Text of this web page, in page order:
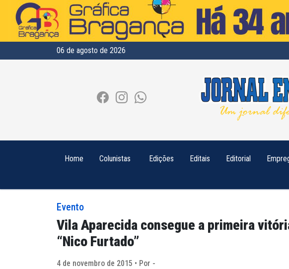
06 de agosto de 2026
Home Colunistas Edições Editais Editorial
Evento
Vila Aparecida consegue a primeira
“Nico Furtado”
4 de novembro de 2015 • Por -